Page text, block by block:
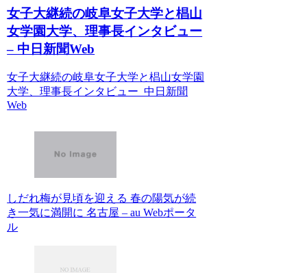
女子大継続の岐阜女子大学と椙山
女学園大学、理事長インタビュー
– 中日新聞Web
女子大継続の岐阜女子大学と椙山女学園
大学、理事長インタビュー 中日新聞
Web
しだれ梅が見頃を迎える 春の陽気が続
き一気に満開に 名古屋 – au Webポータ
ル